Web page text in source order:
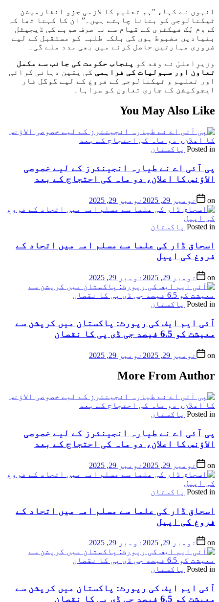
انہوں نے کہا، "ہم تعلیم کا لازمی جزو انفارمیشن
ٹیکنالوجی کو بنانا چاہتے ہیں۔” ان کا کہنا تھا کہ
کروم بُک فیکٹری کے قیام سے نہ صرف صوبے کی ڈیجیٹل
بنیادیں مضبوط ہوں گی بلکہ طلبہ کو مستقبل کے لیے
ضروری مہارتیں حاصل کرنے میں بھی مدد ملے گی۔
وزیرِاعلیٰ نے وفد کو
پنجاب حکومت کی جانب سے مکمل
تعاون اور سہولیات کی فراہمی کی یقین دہانی کرائی
اور تعلیم و ٹیکنالوجی کے فروغ کے لیے گوگل فار
ایجوکیشن کے جاری تعاون کو سراہا۔
You May Also Like
Posted in پاکستان
پی آئی اے نے طیارہ انجینئرز کے لیے خصوصی
الاؤنس کا اعلان، دو ماہ کی احتجاج کے بعد
on نومبر 29, 2025 نومبر 29, 2025
Posted in پاکستان
اسحاق ڈار کی علما سے مسلم امہ میں اتحاد کے
فروغ کی اپیل
on نومبر 29, 2025 نومبر 29, 2025
Posted in پاکستان
آئی ایم ایف کی رپورٹ: پاکستان میں کرپشن سے
معیشت کو 6.5 فیصد جی ڈی پی کا نقصان
on نومبر 29, 2025 نومبر 29, 2025
More From Author
Posted in پاکستان
پی آئی اے نے طیارہ انجینئرز کے لیے خصوصی
الاؤنس کا اعلان، دو ماہ کی احتجاج کے بعد
on نومبر 29, 2025 نومبر 29, 2025
Posted in پاکستان
اسحاق ڈار کی علما سے مسلم امہ میں اتحاد کے
فروغ کی اپیل
on نومبر 29, 2025 نومبر 29, 2025
Posted in پاکستان
آئی ایم ایف کی رپورٹ: پاکستان میں کرپشن سے
معیشت کو 6.5 فیصد جی ڈی پی کا نقصان